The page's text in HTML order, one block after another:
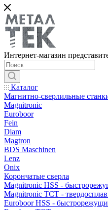
Интернет-магазин
Каталог
Магнитно-сверлильные
Magnitronic
Euroboor
Fein
Diam
Magtron
BDS Maschinen
Lenz
Onix
Корончатые сверла
Magnitronic HSS -
Magnitronic TCT -
Euroboor HSS -